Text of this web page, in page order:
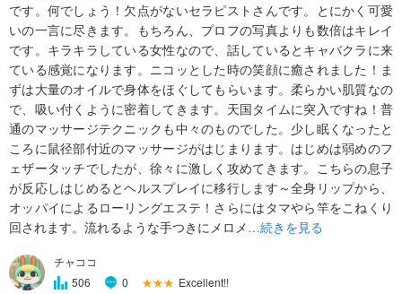
です。何でしょう！欠点がないセラピストさんです。とにかく可愛
いの一言に尽きます。もちろん、プロフの写真よりも数倍はキレイ
です。キラキラしている女性なので、話しているとキャバクラに来
ている感覚になります。ニコッとした時の笑顔に癒されました！ま
ずは大量のオイルで身体をほぐしてもらいます。柔らかい肌質なの
で、吸い付くように密着してきます。天国タイムに突入ですね！普
通のマッサージテクニックも中々のものでした。少し眠くなったと
ころに鼠径部付近のマッサージがはじまります。はじめは弱めのフ
ェザータッチでしたが、徐々に激しく攻めてきます。こちらの息子
が反応しはじめるとヘルスプレイに移行します～全身リップから、
オッパイによるローリングエステ！さらにはタマやら竿をこねくり
回されます。流れるような手つきにメロメ…続きを見る
チャココ
506
0 ★★★ Excellent!!